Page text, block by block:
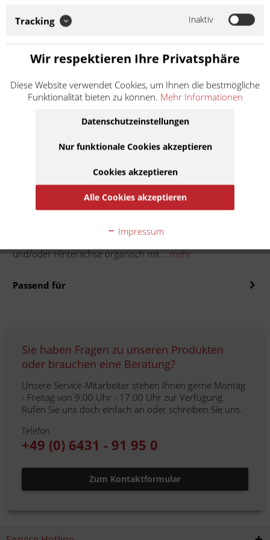
Bestandteile wie Kohlenstoff, Keramik, Harze etc. vielseitig
einsetzbare und bewährte Mischung...
19,90 € *
Inhalt:1
inkl. MwSt.zzgl. Versandkosten
Lieferzeit ca. 1 Werktag
In denWarenkorb
Auf die Merkliste
und/oder Hinterachse organisch mit... mehr
Passend für
Sie haben Fragen zu unseren Produkten
oder brauchen eine Beratung?
Unsere Service-Mitarbeiter stehen Ihnen gerne Montag
- Freitag von 9:00 Uhr - 17:00 Uhr zur Verfügung.
Rufen Sie uns doch einfach an oder schreiben Sie uns.
Telefon
+49 (0) 6431 - 91 95 0
Zum Kontaktformular
Tracking Inaktiv
Wir respektieren Ihre Privatsphäre
Diese Website verwendet Cookies, um Ihnen die bestmögliche
Funktionalität bieten zu können. Mehr Informationen
Datenschutzeinstellungen
Nur funktionale Cookies akzeptieren
Cookies akzeptieren
Alle Cookies akzeptieren
Impressum